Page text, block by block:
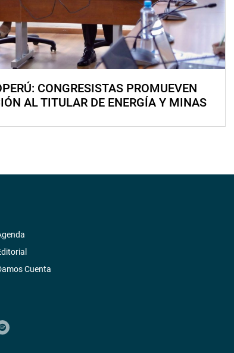
CONGRESISTAS PROMUEVEN
AL TITULAR DE ENERGÍA Y MINAS
Cuenta